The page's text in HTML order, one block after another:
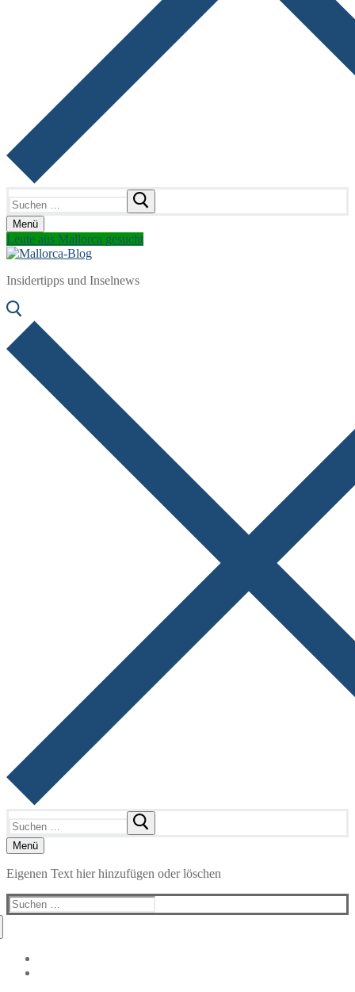
nach:
Menü
Leute aus Mallorca gesucht
Insidertipps und Inselnews
nach:
Menü
Eigenen Text hier hinzufügen oder löschen
Suchen
nach: